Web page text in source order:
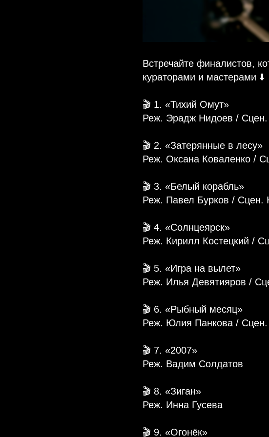
Встречайте финалистов,
кураторами и мастерами ⬇️
🎬 1. «Тихий Омут»
Реж. Эрадж Нидоев /
🎬 2. «Затерянные в лесу»
Реж. Оксана Коваленко /
🎬 3. «Белый корабль»
Реж. Павел Бурков / Сцен.
🎬 4. «Солнцеярск»
Реж. Кирилл Костецкий /
🎬 5. «Игра на вылет»
Реж. Илья Девятияров /
🎬 6. «Рыбный месяц»
Реж. Юлия Панкова /
🎬 7. «2007»
Реж. Вадим Солдатов
🎬 8. «Зиган»
Реж. Инна Гусева
🎬 9. «Огонёк»